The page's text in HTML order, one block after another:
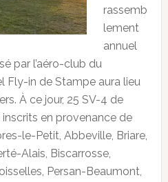
rassemb
lement
annuel
par l’aéro-club du
Fly-in de Stampe aura lieu
À ce jour, 25 SV-4 de
en provenance de
le-Petit, Abbeville, Briare,
Alais, Biscarrosse,
Persan-Beaumont,